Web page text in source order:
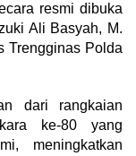
resmi dibuka
Ali Basyah, M.
Trengginas Polda
dari rangkaian
ke-80 yang
meningkatkan